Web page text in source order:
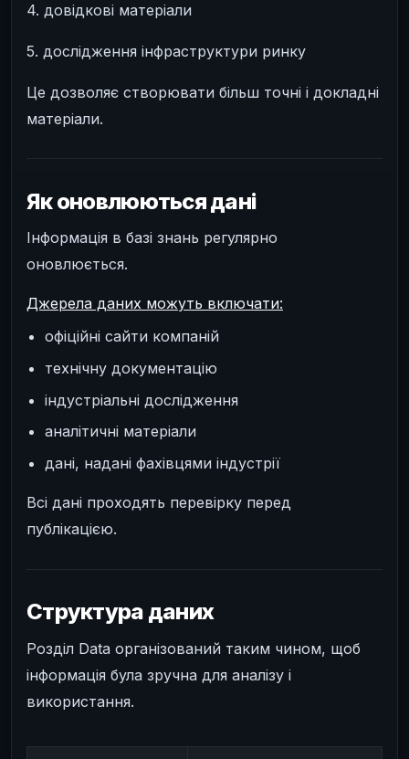
4. довідкові матеріали
5. дослідження інфраструктури ринку
Це дозволяє створювати більш точні і докладні
матеріали.
Як оновлюються дані
Інформація в базі знань регулярно
оновлюється.
Джерела даних можуть включати:
офіційні сайти компаній
технічну документацію
індустріальні дослідження
аналітичні матеріали
дані, надані фахівцями індустрії
Всі дані проходять перевірку перед
публікацією.
Структура даних
Розділ Data організований таким чином, щоб
інформація була зручна для аналізу і
використання.